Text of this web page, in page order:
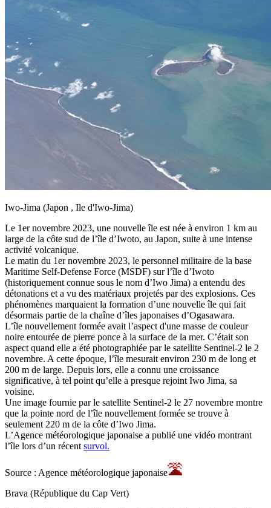
Iwo-Jima (Japon , Ile d'Iwo-Jima)
Le 1er novembre 2023, une nouvelle île est née à environ 1 km au
large de la côte sud de l’île d’Iwoto, au Japon, suite à une intense
activité volcanique.
Le matin du 1er novembre 2023, le personnel militaire de la base
Maritime Self-Defense Force (MSDF) sur l’île d’Iwoto
(historiquement connue sous le nom d’Iwo Jima) a entendu des
détonations et a vu des matériaux projetés par des explosions. Ces
phénomènes marquaient la formation d’une nouvelle île qui fait
désormais partie de la chaîne d’îles japonaises d’Ogasawara.
L’île nouvellement formée avait l’aspect d'une masse de couleur
noire entourée de pierre ponce à la surface de la mer. C’était son
aspect quand elle a été photographiée par le satellite Sentinel-2 le 2
novembre. A cette époque, l’île mesurait environ 230 m de long et
200 m de large. Depuis lors, elle a connu une croissance
significative, à tel point qu’elle a presque rejoint Iwo Jima, sa
voisine.
Une image fournie par le satellite Sentinel-2 le 27 novembre montre
que la pointe nord de l’île nouvellement formée se trouve à
seulement 220 m de la côte d’Iwo Jima.
L’Agence météorologique japonaise a publié une vidéo montrant
l’île lors d’un récent survol.
Source : Agence météorologique japonaise
Brava (République du Cap Vert)